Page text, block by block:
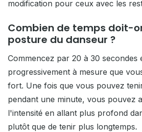
modification pour ceux avec les
Combien de temps doit-
posture du danseur ?
Commencez par 20 à 30 secondes
progressivement à mesure que
fort. Une fois que vous pouvez
pendant une minute, vous pouvez
l'intensité en allant plus profond
plutôt que de tenir plus longtemps.